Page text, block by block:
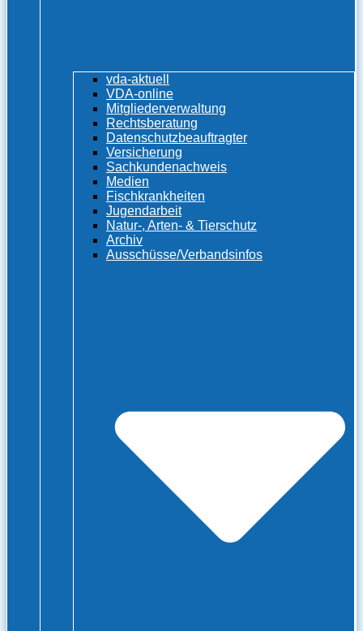
vda-aktuell
VDA-online
Mitgliederverwaltung
Rechtsberatung
Datenschutzbeauftragter
Versicherung
Sachkundenachweis
Medien
Fischkrankheiten
Jugendarbeit
Natur-, Arten- & Tierschutz
Archiv
Ausschüsse/Verbandsinfos